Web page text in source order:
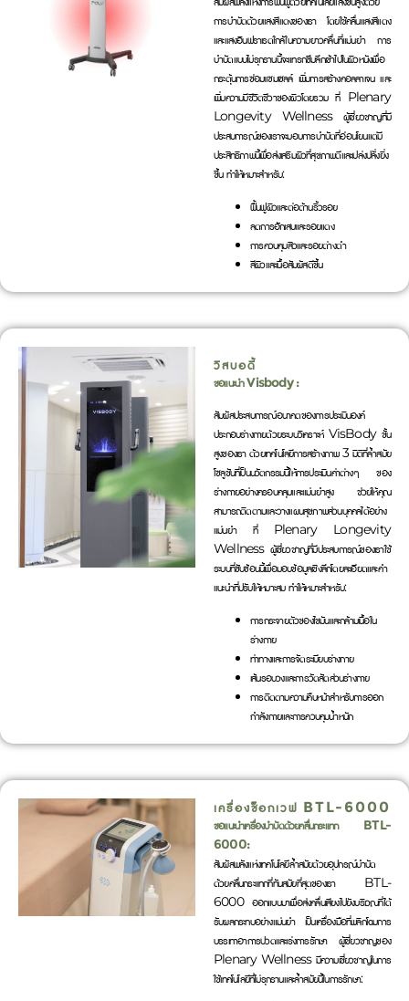
การบำบัดด้วยแสงสีแดงของเรา โดยใช้คลื่นแสงสีแดง
และแสงอินฟราเรดใกล้ในความยาวคลื่นที่แม่นยำ การ
บำบัดแบบไม่รุกรานนี้จะแทรกซึมลึกเข้าไปในผิวหนังเพื่อ
กระตุ้นการซ่อมแซมเซลล์ เพิ่มการสร้างคอลลาเจน และ
เพิ่มความมีชีวิตชีวาของผิวโดยรวม ที่ Plenary
Longevity Wellness ผู้เชี่ยวชาญที่มี
ประสบการณ์ของเราจะมอบการบำบัดที่อ่อนโยนแต่มี
ประสิทธิภาพนี้เพื่อส่งเสริมผิวที่สุขภาพดีและเปล่งปลั่งยิ่ง
ขึ้น ทำให้เหมาะสำหรับ:
ฟื้นฟูผิวและต่อต้านริ้วรอย
ลดการอักเสบและรอยแดง
การควบคุมสิวและรอยด่างดำ
สีผิวและเนื้อสัมผัสดีขึ้น
วิสบอดี้
ขอแนะนำ Visbody :
สัมผัสประสบการณ์อนาคตของการประเมินองค์
ประกอบร่างกายด้วยระบบวิเคราะห์ VisBody ขั้น
สูงของเรา ด้วยเทคโนโลยีการสร้างภาพ 3 มิติที่ล้ำสมัย
โซลูชันที่เป็นนวัตกรรมนี้ให้การประเมินค่าต่างๆ ของ
ร่างกายอย่างครอบคลุมและแม่นยำสูง ช่วยให้คุณ
สามารถติดตามและวางแผนสุขภาพส่วนบุคคลได้อย่าง
แม่นยำ ที่ Plenary Longevity
Wellness ผู้เชี่ยวชาญที่มีประสบการณ์ของเราใช้
ระบบที่ซับซ้อนนี้เพื่อมอบข้อมูลเชิงลึกโดยละเอียดและคำ
แนะนำที่ปรับให้เหมาะสม ทำให้เหมาะสำหรับ:
การกระจายตัวของไขมันและกล้ามเนื้อใน
ร่างกาย
ท่าทางและการจัดระเบียบร่างกาย
เส้นรอบวงและการวัดสัดส่วนร่างกาย
การติดตามความคืบหน้าสำหรับการออก
กำลังกายและการควบคุมน้ำหนัก
เครื่องช็อกเวฟ BTL-6000
ขอแนะนำเครื่องบำบัดด้วยคลื่นกระแทก BTL-
6000:
สัมผัสพลังแห่งเทคโนโลยีล้ำสมัยด้วยอุปกรณ์บำบัด
ด้วยคลื่นกระแทกที่ทันสมัยที่สุดของเรา BTL-
6000 ออกแบบมาเพื่อส่งคลื่นเสียงไปยังบริเวณที่ได้
รับผลกระทบอย่างแม่นยำ เป็นเครื่องมือที่พลิกโฉมการ
บรรเทาอาการปวดและเร่งการรักษา ผู้เชี่ยวชาญของ
Plenary Wellness มีความเชี่ยวชาญในการ
ใช้เทคโนโลยีที่ไม่รุกรานและล้ำสมัยนี้ในการรักษา: